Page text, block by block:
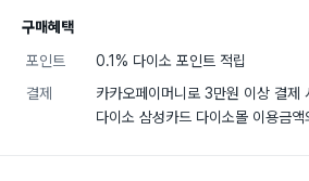
구매혜택
포인트
0.1% 다이소 포인트 적립
결제
카카오페이머니로 3만원 이상 결제
다이소 삼성카드 다이소몰 이용금